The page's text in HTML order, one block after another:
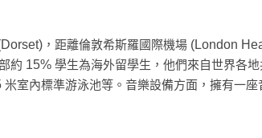
，距離倫敦希斯羅國際機場 (London
約 15% 學生為海外留學生，他們來自世界各
米室內標準游泳池等。音樂設備方面，擁有一